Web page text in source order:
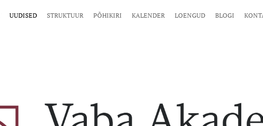
UUDISED STRUKTUUR PÕHIKIRI KALENDER LOENGUD BLOGI